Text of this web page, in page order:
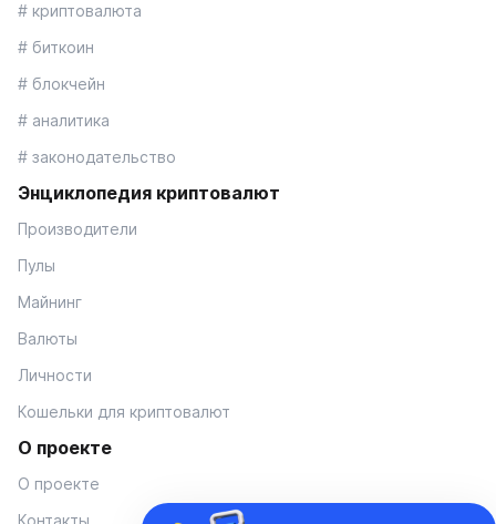
# криптовалюта
# биткоин
# блокчейн
# аналитика
# законодательство
Энциклопедия криптовалют
Производители
Пулы
Майнинг
Валюты
Личности
Кошельки для криптовалют
О проекте
О проекте